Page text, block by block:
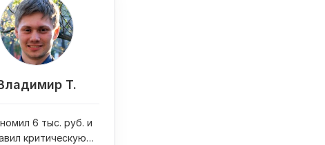
Т.
6 тыс. руб. и
критическую